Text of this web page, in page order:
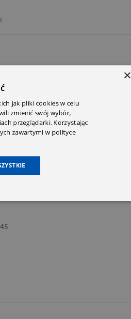
×
jak pliki cookies w celu
zmienić swój wybór,
przeglądarki. Korzystając
zawartymi w polityce